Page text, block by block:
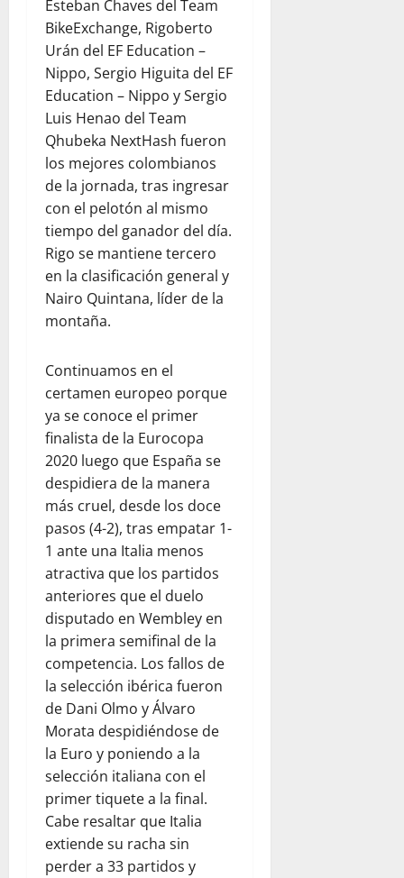
Esteban Chaves del Team
BikeExchange, Rigoberto
Urán del EF Education –
Nippo, Sergio Higuita del EF
Education – Nippo y Sergio
Luis Henao del Team
Qhubeka NextHash fueron
los mejores colombianos
de la jornada, tras ingresar
con el pelotón al mismo
tiempo del ganador del día.
Rigo se mantiene tercero
en la clasificación general y
Nairo Quintana, líder de la
montaña.
Continuamos en el
certamen europeo porque
ya se conoce el primer
finalista de la Eurocopa
2020 luego que España se
despidiera de la manera
más cruel, desde los doce
pasos (4-2), tras empatar 1-
1 ante una Italia menos
atractiva que los partidos
anteriores que el duelo
disputado en Wembley en
la primera semifinal de la
competencia. Los fallos de
la selección ibérica fueron
de Dani Olmo y Álvaro
Morata despidiéndose de
la Euro y poniendo a la
selección italiana con el
primer tiquete a la final.
Cabe resaltar que Italia
extiende su racha sin
perder a 33 partidos y